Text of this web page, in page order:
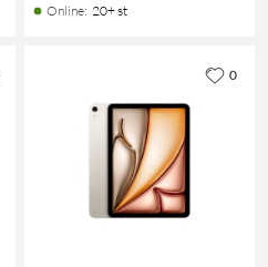
Online: 20+ st
0